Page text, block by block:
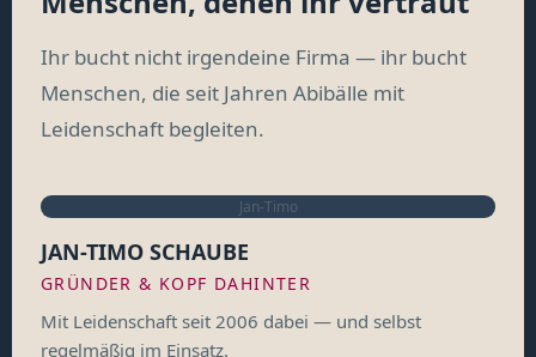
Ihr bucht nicht irgendeine Firma — ihr bucht
Menschen, die seit Jahren Abibälle mit
Leidenschaft begleiten.
Jan-Timo
JAN-TIMO SCHAUBE
GRÜNDER & KOPF DAHINTER
Mit Leidenschaft seit 2006 dabei — und selbst
regelmäßig im Einsatz.